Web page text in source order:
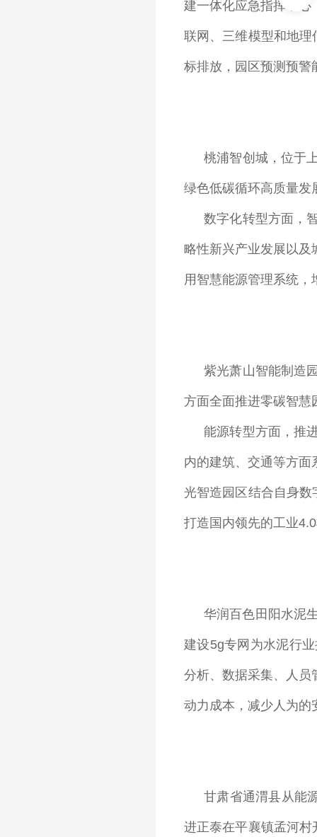
建一体化应急指挥中心
联网、三维模型和地理
标排放，园区预测预警
桃浦智创城，位于
绿色低碳循环高质量发
数字化转型方面，
略性新兴产业发展以
用智慧能源管理系统
紫光萧山智能制造
方面全面推进零碳智慧
能源转型方面，推
内的建筑、交通等方
光智造园区结合自身数
打造国内领先的工业
华润百色田阳水泥
建设5g专网为水泥行
分析、数据采集、人员
动力成本，减少人为的
甘肃省通渭县从能
进正泰在平襄镇孟河村